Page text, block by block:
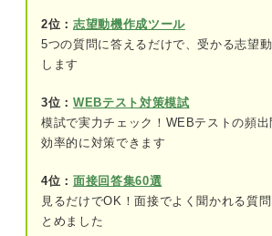
企画職
コンサル業界
教育業界
【言い換え例別】洞察力の自己
2位： 志望動機作成ツール
5つの質問に答えるだけで、受かる志望
します
3位： WEBテスト対策模試
模試で実力チェック！WEBテストの頻
効率的に対策できます
4位： 面接回答集60選
見るだけでOK！面接でよく聞かれる質
とめました